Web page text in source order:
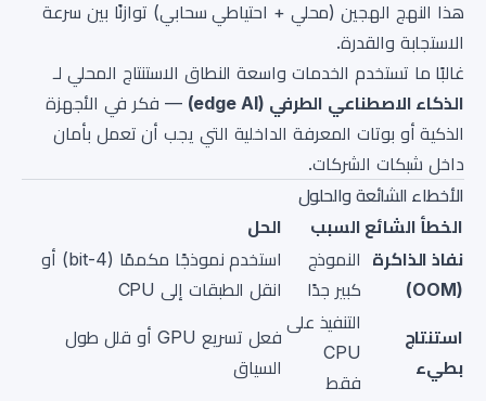
هذا النهج الهجين (محلي + احتياطي سحابي) توازنًا بين سرعة
الاستجابة والقدرة.
غالبًا ما تستخدم الخدمات واسعة النطاق الاستنتاج المحلي لـ
الذكاء الاصطناعي الطرفي (edge AI)
— فكر في الأجهزة
الذكية أو بوتات المعرفة الداخلية التي يجب أن تعمل بأمان
داخل شبكات الشركات.
الأخطاء الشائعة والحلول
الخطأ الشائع السبب
الحل
نفاذ الذاكرة
(OOM)
النموذج
كبير جدًا
استخدم نموذجًا مكممًا (4-bit) أو
انقل الطبقات إلى CPU
استنتاج
بطيء
التنفيذ على
CPU
فقط
فعل تسريع GPU أو قلل طول
السياق